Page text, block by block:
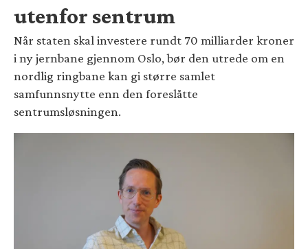
utenfor sentrum
Når staten skal investere rundt 70 milliarder kroner
i ny jernbane gjennom Oslo, bør den utrede om en
nordlig ringbane kan gi større samlet
samfunnsnytte enn den foreslåtte
sentrumsløsningen.